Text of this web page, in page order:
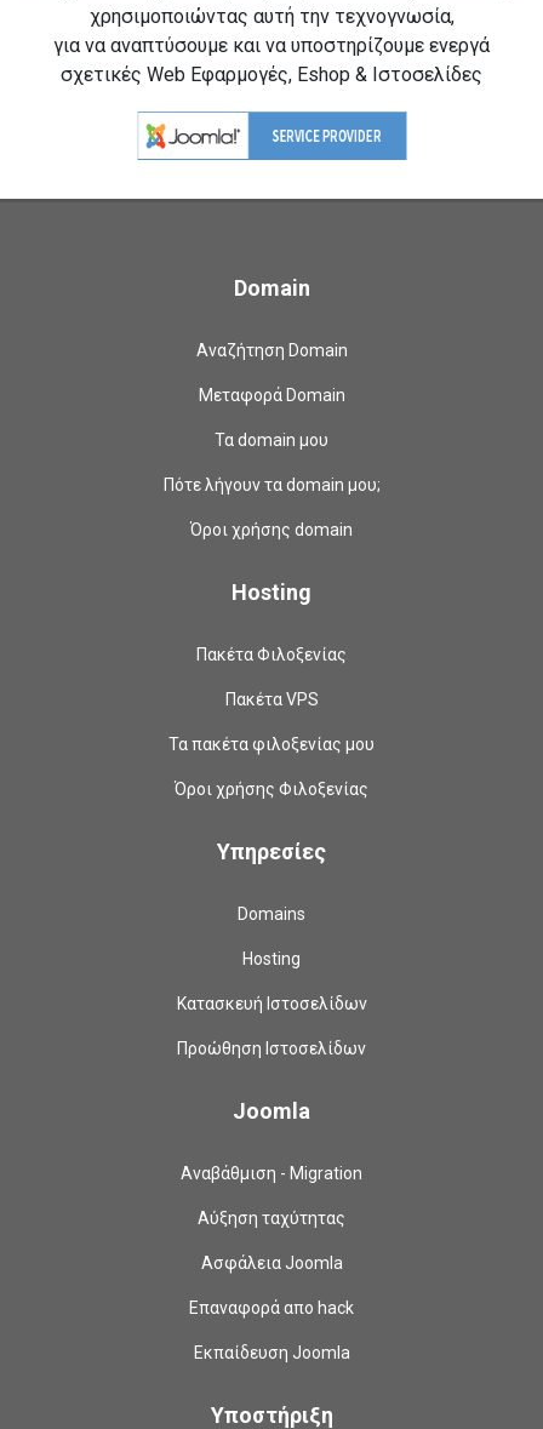
χρησιμοποιώντας αυτή την τεχνογνωσία,
για να αναπτύσουμε και να υποστηρίζουμε ενεργά
σχετικές Web Εφαρμογές, Eshop & Ιστοσελίδες
Domain
Αναζήτηση Domain
Μεταφορά Domain
Τα domain μου
Πότε λήγουν τα domain μου;
Όροι χρήσης domain
Hosting
Πακέτα Φιλοξενίας
Πακέτα VPS
Τα πακέτα φιλοξενίας μου
Όροι χρήσης Φιλοξενίας
Υπηρεσίες
Domains
Hosting
Κατασκευή Ιστοσελίδων
Προώθηση Ιστοσελίδων
Joomla
Αναβάθμιση - Migration
Αύξηση ταχύτητας
Ασφάλεια Joomla
Επαναφορά απο hack
Εκπαίδευση Joomla
Υποστήριξη